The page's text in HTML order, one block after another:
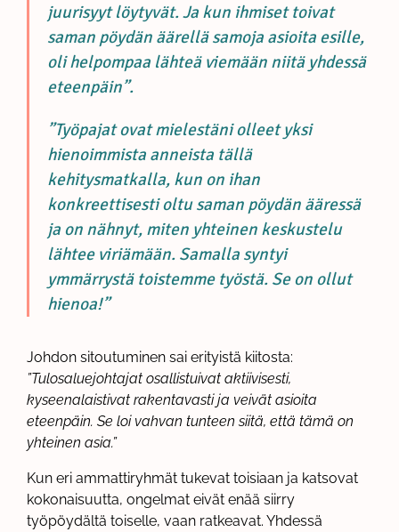
juurisyyt löytyvät. Ja kun ihmiset toivat
saman pöydän äärellä samoja asioita esille,
oli helpompaa lähteä viemään niitä yhdessä
eteenpäin”.
”Työpajat ovat mielestäni olleet yksi
hienoimmista anneista tällä
kehitysmatkalla, kun on ihan
konkreettisesti oltu saman pöydän ääressä
ja on nähnyt, miten yhteinen keskustelu
lähtee viriämään. Samalla syntyi
ymmärrystä toistemme työstä. Se on ollut
hienoa!”
Johdon sitoutuminen sai erityistä kiitosta:
”Tulosaluejohtajat osallistuivat aktiivisesti,
kyseenalaistivat rakentavasti ja veivät asioita
eteenpäin. Se loi vahvan tunteen siitä, että tämä on
yhteinen asia.”
Kun eri ammattiryhmät tukevat toisiaan ja katsovat
kokonaisuutta, ongelmat eivät enää siirry
työpöydältä toiselle, vaan ratkeavat. Yhdessä